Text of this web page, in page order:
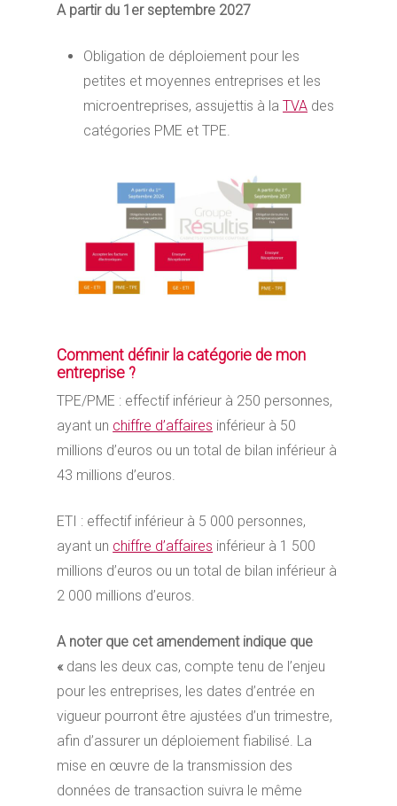
A partir du 1er septembre 2027
Obligation de déploiement pour les
petites et moyennes entreprises et les
microentreprises, assujettis à laTVA des
catégories PME et TPE.
Comment définir la catégorie de mon
entreprise ?
TPE/PME : effectif inférieur à 250 personnes,
ayant un chiffre d’affaires inférieur à 50
millions d’euros ou un total de bilan inférieur à
43 millions d’euros.
ETI : effectif inférieur à 5 000 personnes,
ayant un chiffre d’affaires inférieur à 1 500
millions d’euros ou un total de bilan inférieur à
2 000 millions d’euros.
A noter que cet amendement indique que
« dans les deux cas, compte tenu de l’enjeu
pour les entreprises, les dates d’entrée en
vigueur pourront être ajustées d’un trimestre,
afin d’assurer un déploiement fiabilisé. La
mise en œuvre de la transmission des
données de transaction suivra le même